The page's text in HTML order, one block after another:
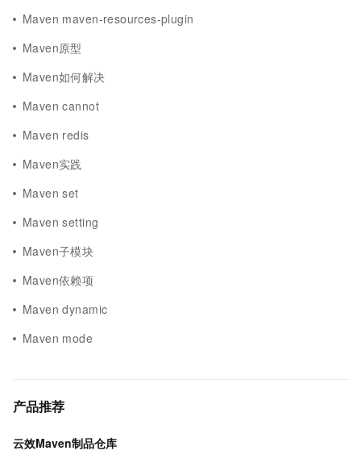
Maven maven-resources-plugin
Maven原型
Maven如何解决
Maven cannot
Maven redis
Maven实践
Maven set
Maven setting
Maven子模块
Maven依赖项
Maven dynamic
Maven mode
产品推荐
云效Maven制品仓库